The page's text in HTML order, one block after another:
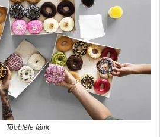
Többféle fánk